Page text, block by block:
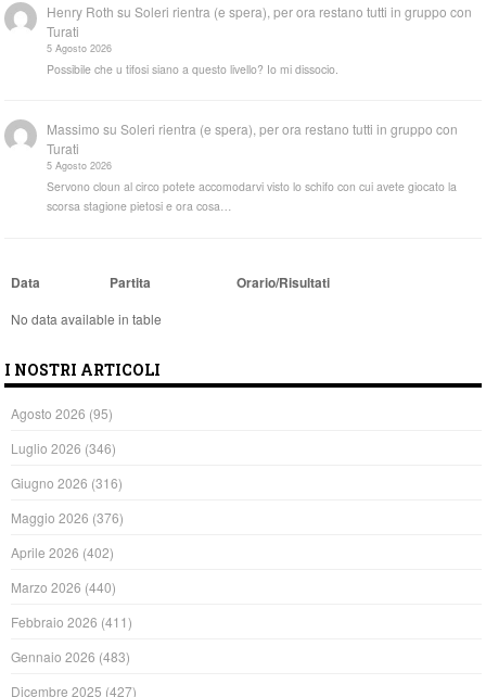
Henry Roth suSoleri rientra (e spera), per ora restano tutti in gruppo con
Turati
5 Agosto 2026
Possibile che u tifosi siano a questo livello? Io mi dissocio.
Massimo suSoleri rientra (e spera), per ora restano tutti in gruppo con
Turati
5 Agosto 2026
Servono cloun al circo potete accomodarvi visto lo schifo con cui avete giocato la
scorsa stagione pietosi e ora cosa…
Data Partita Orario/Risultati
No data available in table
I NOSTRI ARTICOLI
Agosto 2026 (95)
Luglio 2026 (346)
Giugno 2026 (316)
Maggio 2026 (376)
Aprile 2026 (402)
Marzo 2026 (440)
Febbraio 2026 (411)
Gennaio 2026 (483)
Dicembre 2025 (427)